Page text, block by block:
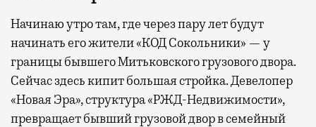
Начинаю утро там, где через пару лет будут
начинать его жители «КОД Сокольники» — у
границы бывшего Митьковского грузового двора.
Сейчас здесь кипит большая стройка. Девелопер
«Новая Эра», структура «РЖД-Недвижимости»,
превращает бывший грузовой двор в семейный